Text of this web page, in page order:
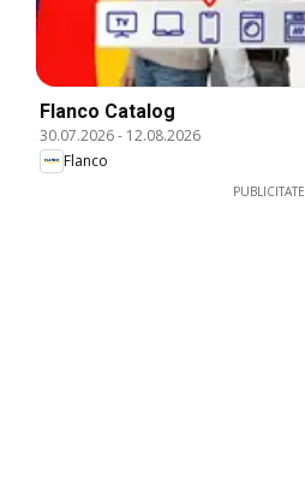
Flanco Catalog
30.07.2026- 12.08.2026
Flanco
PUBLICITATE